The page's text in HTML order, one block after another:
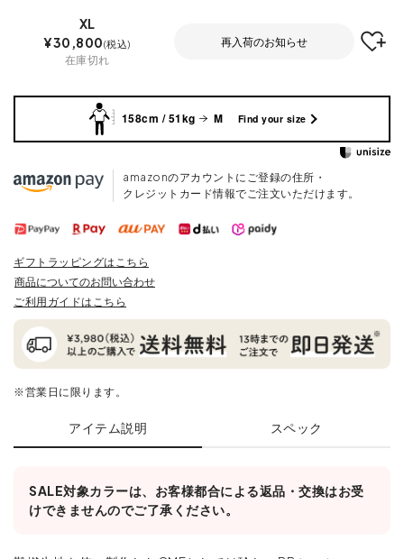
XL
¥30,800 税込
在庫切れ
再入荷のお知らせ
158cm / 51kg M Find your size
amazonのアカウントにご登録の住所・
クレジットカード情報でご注文いただけます。
ギフトラッピングはこちら
商品についてのお問い合わせ
ご利用ガイドはこちら
※営業日に限ります。
アイテム説明 スペック
SALE対象カラーは、お客様都合による返品・交換はお受
けできませんのでご了承ください。